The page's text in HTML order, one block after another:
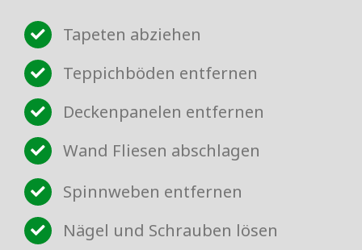
Tapeten abziehen
Teppichböden entfernen
Deckenpanelen entfernen
Wand Fliesen abschlagen
Spinnweben entfernen
Nägel und Schrauben lösen